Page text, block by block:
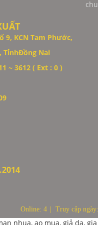
9, KCN Tam Phước,
TỉnhĐồng Nai
~ 3612 ( Ext : 0 )
Online: 4 Truy cập ngày:
nhua, ao mua, giả da,